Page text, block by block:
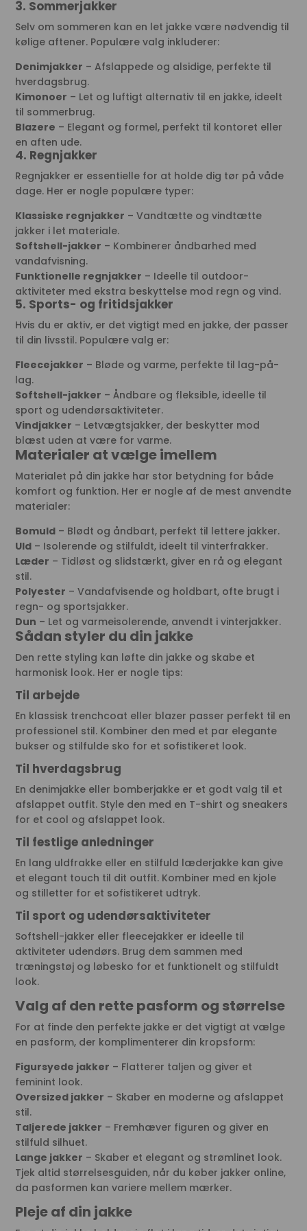
3. Sommerjakker
Selv om sommeren kan en let jakke være nødvendig til
kølige aftener. Populære valg inkluderer:
Denimjakker – Afslappede og alsidige, perfekte til
hverdagsbrug.
Kimonoer – Let og luftigt alternativ til en jakke, ideelt
til sommerbrug.
Blazere – Elegant og formel, perfekt til kontoret eller
en aften ude.
4. Regnjakker
Regnjakker er essentielle for at holde dig tør på våde
dage. Her er nogle populære typer:
Klassiske regnjakker – Vandtætte og vindtætte
jakker i let materiale.
Softshell-jakker – Kombinerer åndbarhed med
vandafvisning.
Funktionelle regnjakker – Ideelle til outdoor-
aktiviteter med ekstra beskyttelse mod regn og vind.
5. Sports- og fritidsjakker
Hvis du er aktiv, er det vigtigt med en jakke, der passer
til din livsstil. Populære valg er:
Fleecejakker – Bløde og varme, perfekte til lag-på-
lag.
Softshell-jakker – Åndbare og fleksible, ideelle til
sport og udendørsaktiviteter.
Vindjakker – Letvægtsjakker, der beskytter mod
blæst uden at være for varme.
Materialer at vælge imellem
Materialet på din jakke har stor betydning for både
komfort og funktion. Her er nogle af de mest anvendte
materialer:
Bomuld – Blødt og åndbart, perfekt til lettere jakker.
Uld – Isolerende og stilfuldt, ideelt til vinterfrakker.
Læder – Tidløst og slidstærkt, giver en rå og elegant
stil.
Polyester – Vandafvisende og holdbart, ofte brugt i
regn- og sportsjakker.
Dun – Let og varmeisolerende, anvendt i vinterjakker.
Sådan styler du din jakke
Den rette styling kan løfte din jakke og skabe et
harmonisk look. Her er nogle tips:
Til arbejde
En klassisk trenchcoat eller blazer passer perfekt til en
professionel stil. Kombiner den med et par elegante
bukser og stilfulde sko for et sofistikeret look.
Til hverdagsbrug
En denimjakke eller bomberjakke er et godt valg til et
afslappet outfit. Style den med en T-shirt og sneakers
for et cool og afslappet look.
Til festlige anledninger
En lang uldfrakke eller en stilfuld læderjakke kan give
et elegant touch til dit outfit. Kombiner med en kjole
og stilletter for et sofistikeret udtryk.
Til sport og udendørsaktiviteter
Softshell-jakker eller fleecejakker er ideelle til
aktiviteter udendørs. Brug dem sammen med
træningstøj og løbesko for et funktionelt og stilfuldt
look.
Valg af den rette pasform og størrelse
For at finde den perfekte jakke er det vigtigt at vælge
en pasform, der komplimenterer din kropsform:
Figursyede jakker – Flatterer taljen og giver et
feminint look.
Oversized jakker – Skaber en moderne og afslappet
stil.
Taljerede jakker – Fremhæver figuren og giver en
stilfuld silhuet.
Lange jakker – Skaber et elegant og strømlinet look.
Tjek altid størrelsesguiden, når du køber jakker online,
da pasformen kan variere mellem mærker.
Pleje af din jakke